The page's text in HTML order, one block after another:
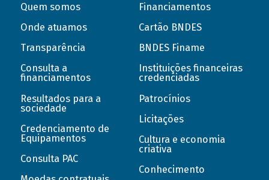
Quem somos
Onde atuamos
Transparência
Consulta a
financiamentos
Resultados para a
sociedade
Credenciamento de
Equipamentos
Consulta PAC
Financiamentos
Cartão BNDES
BNDES Finame
Instituições financeiras
credenciadas
Patrocínios
Licitações
Cultura e economia
criativa
Conhecimento